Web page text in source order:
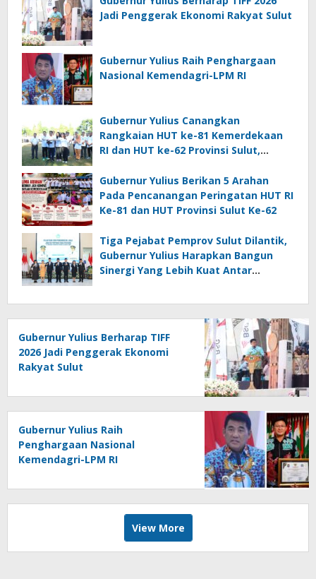
Jadi Penggerak Ekonomi Rakyat Sulut
Gubernur Yulius Raih Penghargaan
Nasional Kemendagri-LPM RI
Gubernur Yulius Canangkan
Rangkaian HUT ke-81 Kemerdekaan
RI dan HUT ke-62 Provinsi Sulut,
Gubernur Yulius Berikan 5 Arahan
Pada Pencanangan Peringatan HUT RI
Ke-81 dan HUT Provinsi Sulut Ke-62
Tiga Pejabat Pemprov Sulut Dilantik,
Gubernur Yulius Harapkan Bangun
Sinergi Yang Lebih Kuat Antar
Gubernur Yulius Berharap TIFF
2026 Jadi Penggerak Ekonomi
Rakyat Sulut
Gubernur Yulius Raih
Penghargaan Nasional
Kemendagri-LPM RI
View More